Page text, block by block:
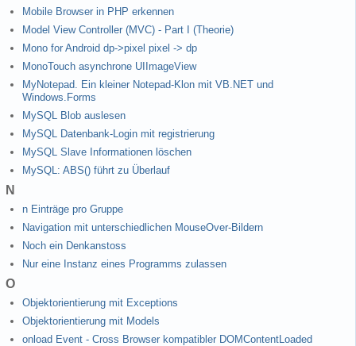
Mobile Browser in PHP erkennen
Model View Controller (MVC) - Part I (Theorie)
Mono for Android dp->pixel pixel -> dp
MonoTouch asynchrone UIImageView
MyNotepad. Ein kleiner Notepad-Klon mit VB.NET und
Windows.Forms
MySQL Blob auslesen
MySQL Datenbank-Login mit registrierung
MySQL Slave Informationen löschen
MySQL: ABS() führt zu Überlauf
N
n Einträge pro Gruppe
Navigation mit unterschiedlichen MouseOver-Bildern
Noch ein Denkanstoss
Nur eine Instanz eines Programms zulassen
O
Objektorientierung mit Exceptions
Objektorientierung mit Models
onload Event - Cross Browser kompatibler DOMContentLoaded